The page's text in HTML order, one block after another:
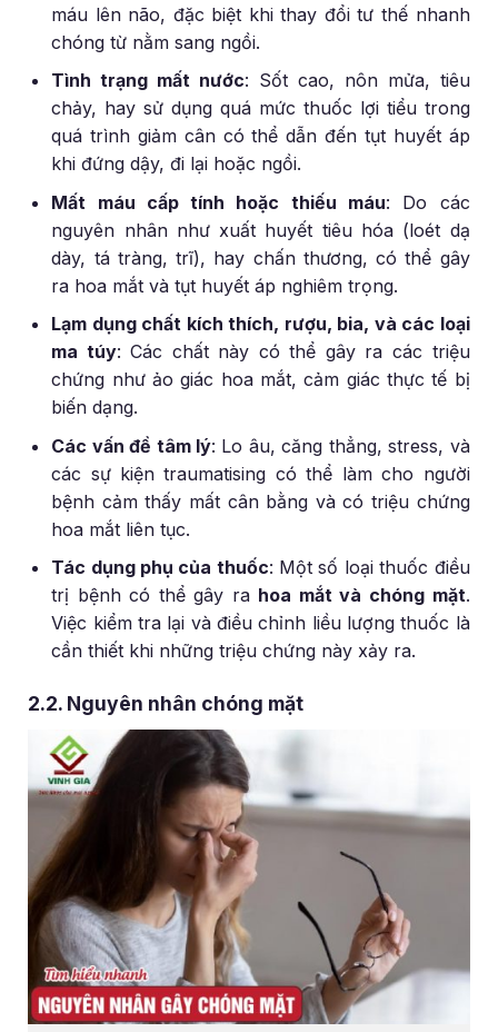
máu lên não, đặc biệt khi thay đổi tư thế nhanh
chóng từ nằm sang ngồi.
Tình trạng mất nước: Sốt cao, nôn mửa, tiêu
chảy, hay sử dụng quá mức thuốc lợi tiểu trong
quá trình giảm cân có thể dẫn đến tụt huyết áp
khi đứng dậy, đi lại hoặc ngồi.
Mất máu cấp tính hoặc thiếu máu: Do các
nguyên nhân như xuất huyết tiêu hóa (loét dạ
dày, tá tràng, trĩ), hay chấn thương, có thể gây
ra hoa mắt và tụt huyết áp nghiêm trọng.
Lạm dụng chất kích thích, rượu, bia, và các loại
ma túy: Các chất này có thể gây ra các triệu
chứng như ảo giác hoa mắt, cảm giác thực tế bị
biến dạng.
Các vấn đề tâm lý: Lo âu, căng thẳng, stress, và
các sự kiện traumatising có thể làm cho người
bệnh cảm thấy mất cân bằng và có triệu chứng
hoa mắt liên tục.
Tác dụng phụ của thuốc: Một số loại thuốc điều
trị bệnh có thể gây ra hoa mắt và chóng mặt.
Việc kiểm tra lại và điều chỉnh liều lượng thuốc là
cần thiết khi những triệu chứng này xảy ra.
2.2. Nguyên nhân chóng mặt